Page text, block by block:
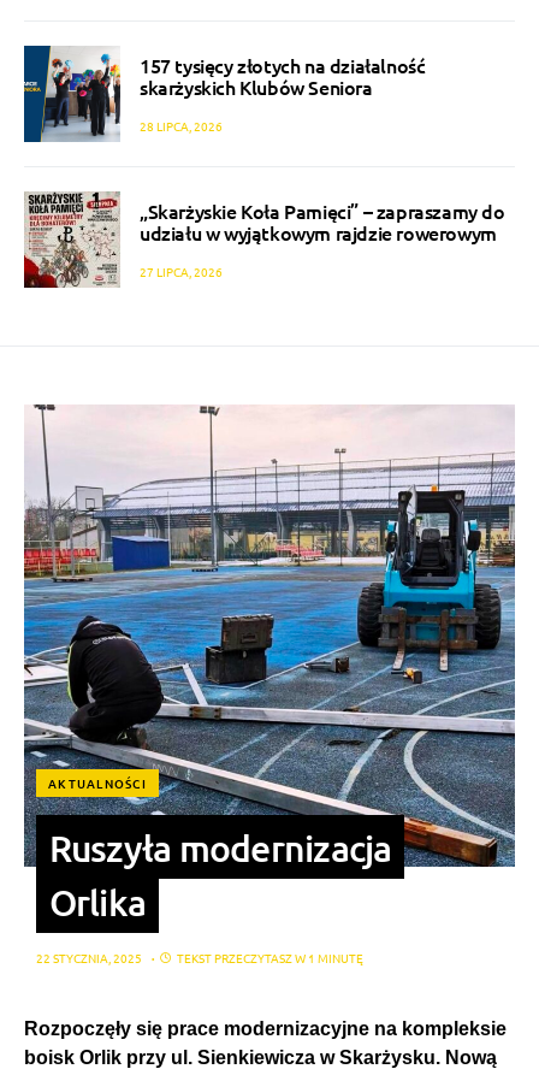
157 tysięcy złotych na działalność
skarżyskich Klubów Seniora
28 LIPCA, 2026
„Skarżyskie Koła Pamięci” – zapraszamy do
udziału w wyjątkowym rajdzie rowerowym
27 LIPCA, 2026
AKTUALNOŚCI
Ruszyła modernizacja
Orlika
22 STYCZNIA, 2025 TEKST PRZECZYTASZ W 1 MINUTĘ
Rozpoczęły się prace modernizacyjne na kompleksie
boisk Orlik przy ul. Sienkiewicza w Skarżysku. Nową